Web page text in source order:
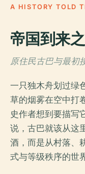
A HISTORY TOLD
帝国到来
原住民古巴与最初
一只独木舟划过绿
草的烟雾在空中打
史作者想到要描写
说，古巴就该从这
酒，而是从村落、
式与等级秩序的世